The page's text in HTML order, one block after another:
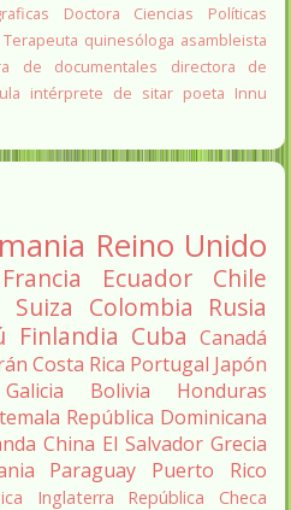
Doctora Ciencias Políticas
Terapeuta quinesóloga asambleista
de documentales
directora de
intérprete de sitar poeta Innu
Reino Unido
Francia Ecuador
Chile
Suiza Colombia Rusia
Finlandia Cuba Canadá
Costa Rica Portugal Japón
Galicia Bolivia
Honduras
República Dominicana
China El Salvador Grecia
Paraguay
Puerto Rico
Inglaterra
República Checa